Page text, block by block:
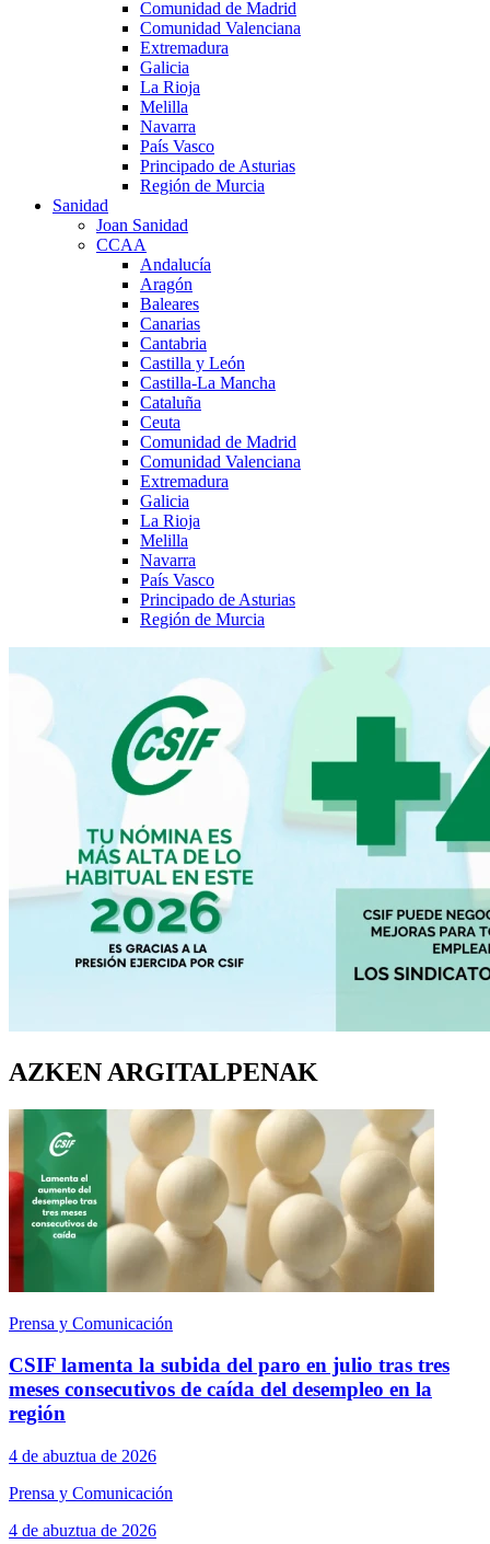
Comunidad de Madrid
Comunidad Valenciana
Extremadura
Galicia
La Rioja
Melilla
Navarra
País Vasco
Principado de Asturias
Región de Murcia
Sanidad
Joan Sanidad
CCAA
Andalucía
Aragón
Baleares
Canarias
Cantabria
Castilla y León
Castilla-La Mancha
Cataluña
Ceuta
Comunidad de Madrid
Comunidad Valenciana
Extremadura
Galicia
La Rioja
Melilla
Navarra
País Vasco
Principado de Asturias
Región de Murcia
AZKEN ARGITALPENAK
Prensa y Comunicación
CSIF lamenta la subida del paro en julio tras tres
meses consecutivos de caída del desempleo en la
región
4 de abuztua de 2026
Prensa y Comunicación
4 de abuztua de 2026